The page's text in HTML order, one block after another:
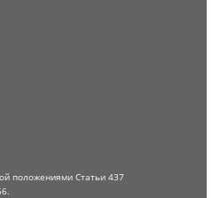
положениями Статьи 437